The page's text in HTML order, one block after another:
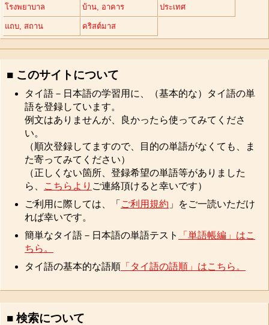
โรงพยาบาล บ้าน, อาคาร ประเทศ
แถบ, สถาน คริสต์มาส
■ このサイトについて
タイ語－日本語の学習用に、（基本的な）タイ語の単
語を登録しています。
例文はありませんが、良かったら使ってみてくださ
い。
（順次登録してますので、目的の単語がなくても、ま
た寄ってみてください）
（正しくない箇所、登録希望の単語等がありました
ら、
こちらより ご連絡頂けると幸いです）
ご利用に際しては、「 ご利用規約 」をご一読いただけ
れば幸いです。
簡単なタイ語－日本語の単語テスト
「単語帳編」はこ
ちら。
タイ語の基本的な語順 「タイ語の語順」はこちら。
■ 検索について